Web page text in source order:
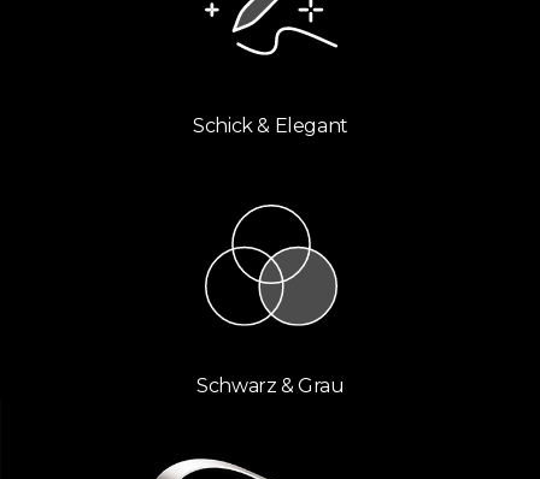
Schick & Elegant​​​​
Schwarz & Grau​​